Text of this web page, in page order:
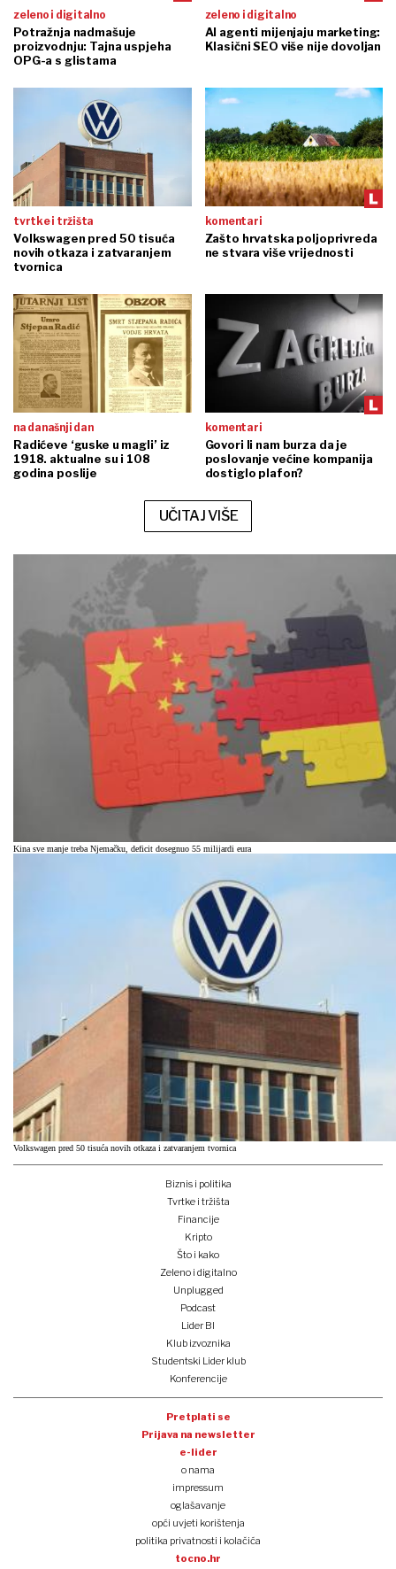
zeleno i digitalno
Potražnja nadmašuje
proizvodnju: Tajna uspjeha
OPG-a s glistama
zeleno i digitalno
AI agenti mijenjaju marketing:
Klasični SEO više nije dovoljan
tvrtke i tržišta
Volkswagen pred 50 tisuća
novih otkaza i zatvaranjem
tvornica
komentari
Zašto hrvatska poljoprivreda
ne stvara više vrijednosti
na današnji dan
Radićeve ‘guske u magli’ iz
1918. aktualne su i 108
godina poslije
komentari
Govori li nam burza da je
poslovanje većine kompanija
dostiglo plafon?
UČITAJ VIŠE
Kina sve manje treba Njemačku, deficit dosegnuo 55 milijardi eura
Volkswagen pred 50 tisuća novih otkaza i zatvaranjem tvornica
Biznis i politika
Tvrtke i tržišta
Financije
Kripto
Što i kako
Zeleno i digitalno
Unplugged
Podcast
Lider BI
Klub izvoznika
Studentski Lider klub
Konferencije
Pretplati se
Prijava na newsletter
e-lider
o nama
impressum
oglašavanje
opći uvjeti korištenja
politika privatnosti i kolačića
tocno.hr